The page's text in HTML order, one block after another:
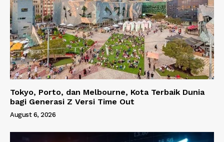
Tokyo, Porto, dan Melbourne, Kota Terbaik Dunia
bagi Generasi Z Versi Time Out
August 6, 2026